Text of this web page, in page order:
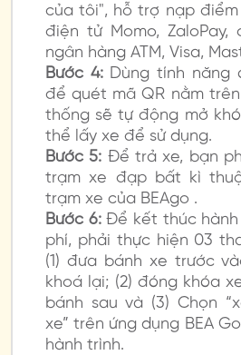
của tôi", hỗ trợ nạp
điện tử Momo,
ngân hàng ATM, Visa,
Bước 4:Dùng tính năng
để quét mã QR nằm
thống sẽ tự động mở
thể lấy xe để sử dụng.
Bước 5: Để trả xe, bạn
trạm xe đạp bất kì
trạm xe của BEAgo .
Bước 6:Để kết thúc hành
phí, phải thực hiện 03
(1) đưa bánh xe trước
khoá lại; (2) đóng khóa
bánh sau và (3) Chọn
xe” trên ứng dụng BEA
hành trình.